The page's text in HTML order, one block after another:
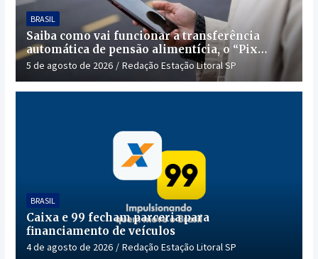
BRASIL
Saiba como vai funcionar a transferência
automática de pensão alimentícia, o “Pix
Pensão”
5 de agosto de 2026 Redação Estação Litoral SP
BRASIL
Caixa e 99 fecham parceria para
financiamento de veículos
4 de agosto de 2026 Redação Estação Litoral SP